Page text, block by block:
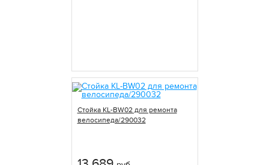
Стойка KL-BW02 для ремонта
велосипеда/290032